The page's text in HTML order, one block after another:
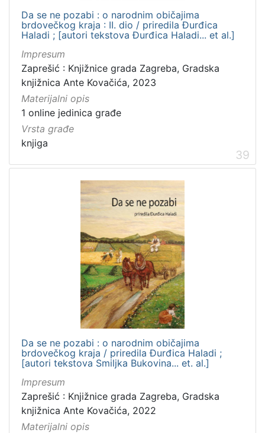
Da se ne pozabi : o narodnim običajima
brdovečkog kraja : II. dio / priredila Đurđica
Haladi ; [autori tekstova Đurđica Haladi... et al.]
Impresum
Zaprešić : Knjižnice grada Zagreba, Gradska
knjižnica Ante Kovačića, 2023
Materijalni opis
1 online jedinica građe
Vrsta građe
knjiga
39
Da se ne pozabi : o narodnim običajima
brdovečkog kraja / priredila Đurđica Haladi ;
[autori tekstova Smiljka Bukovina... et. al.]
Impresum
Zaprešić : Knjižnice grada Zagreba, Gradska
knjižnica Ante Kovačića, 2022
Materijalni opis